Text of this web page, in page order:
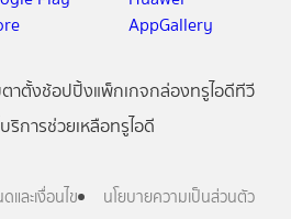
ตาตั้งช้อปปิ้งแพ็กเกจกล่องทรูไอดีทีวี
บริการช่วยเหลือทรูไอดี
และเงื่อนไข นโยบายความเป็นส่วนตัว